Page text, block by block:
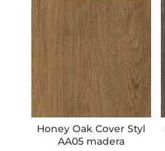
Honey Oak Cover Styl
AA05 madera